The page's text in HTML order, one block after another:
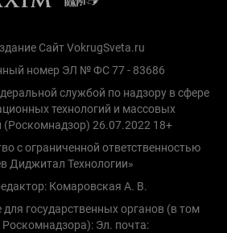
Сайт VokrugSveta.ru
номер ЭЛ № ФС 77 - 83686
службой по надзору в сфере
технологий и массовых
26.07.2022 18+
с ограниченной ответственностью
Диджитал Технологии»
Комаровская А. В.
государственных органов (в том
Роскомнадзора): Эл. почта: